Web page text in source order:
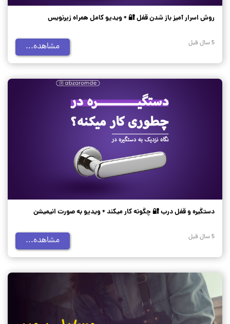
روش اسرار آمیز باز شدن قفل 🔐 + ویدیو کامل همراه زیرنویس
5 سال قبل مشاهده...
دستگیره و قفل درب 🔐 چگونه کار میکند + ویدیو به صورت انیمیشن
5 سال قبل مشاهده...